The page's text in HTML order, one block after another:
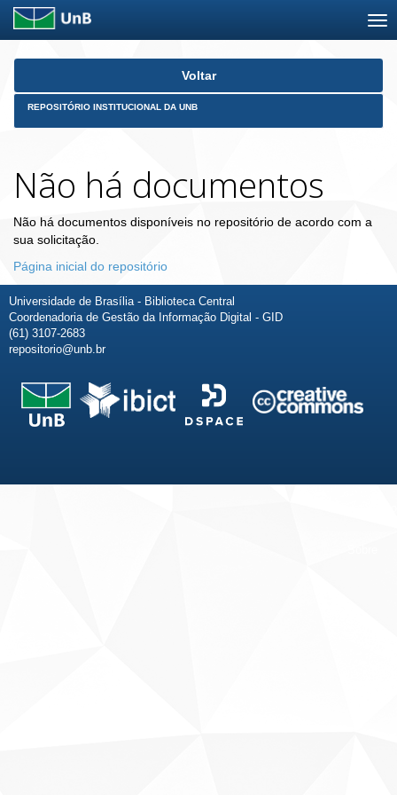
Skip
Voltar
REPOSITÓRIO INSTITUCIONAL DA UNB
Não há documentos
Não há documentos disponíveis no repositório de acordo com a
sua solicitação.
Página inicial do repositório
Universidade de Brasília - Biblioteca Central
Coordenadoria de Gestão da Informação Digital - GID
(61) 3107-2683
repositorio@unb.br